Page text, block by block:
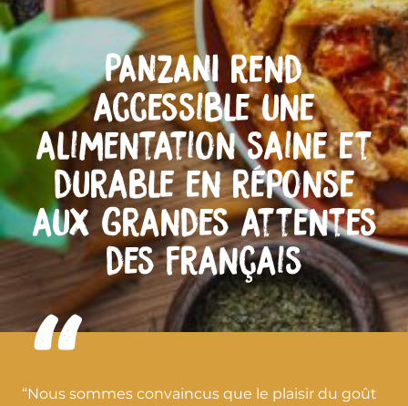
PANZANI rend
accessible une
alimentation saine et
durable en réponse
aux grandes attentes
des Français
“Nous sommes convaincus que le plaisir du goût